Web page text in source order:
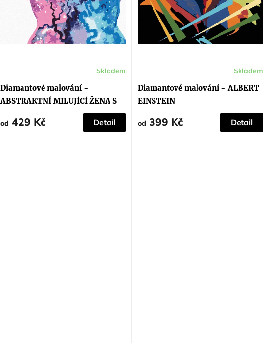
Diamantové malování -
ABSTRAKTNÍ MILUJÍCÍ ŽENA S
Skladem
od 429 Kč Detail
Diamantové malování - ALBERT
EINSTEIN
Skladem
od 399 Kč Detail